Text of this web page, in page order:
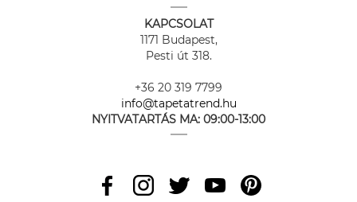
KAPCSOLAT
1171 Budapest,
Pesti út 318.
+36 20 319 7799
info@tapetatrend.hu
NYITVATARTÁS MA: 09:00-13:00